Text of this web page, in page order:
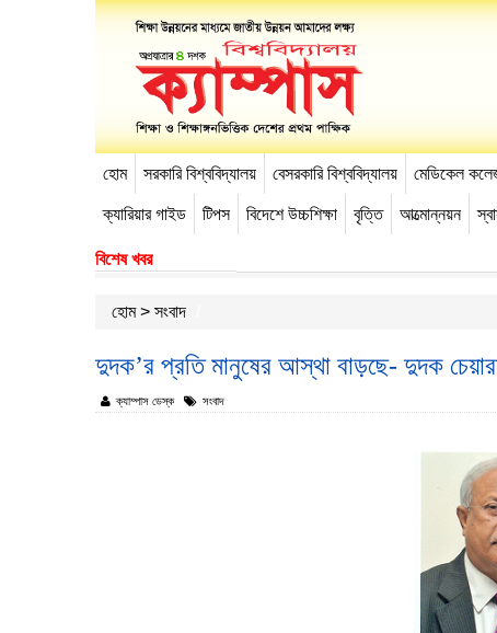
হোম সরকারি বিশ্ববিদ্যালয় বেসরকারি বিশ্ববিদ্যালয় মেডিকেল
ক্যারিয়ার গাইড টিপস বিদেশে উচ্চশিক্ষা বৃত্তি আত্মোন্নয়ন
-->
বিশেষ খবর
হোম> সংবাদ
দুদক’র প্রতি মানুষের আস্থা বাড়ছে- দুদক
ক্যাম্পাস ডেস্ক সংবাদ